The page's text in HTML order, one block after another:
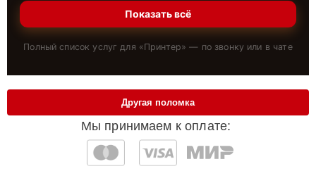
Показать всё
Полный список услуг для «Принтер» — по звонку или в чате
Мы принимаем к оплате:
Другая поломка